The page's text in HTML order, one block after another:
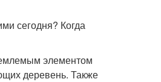
сегодня? Когда
элементом
деревень. Также